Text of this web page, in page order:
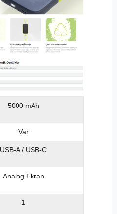
5000 mAh
Var
USB-A / USB-C
Analog Ekran
1